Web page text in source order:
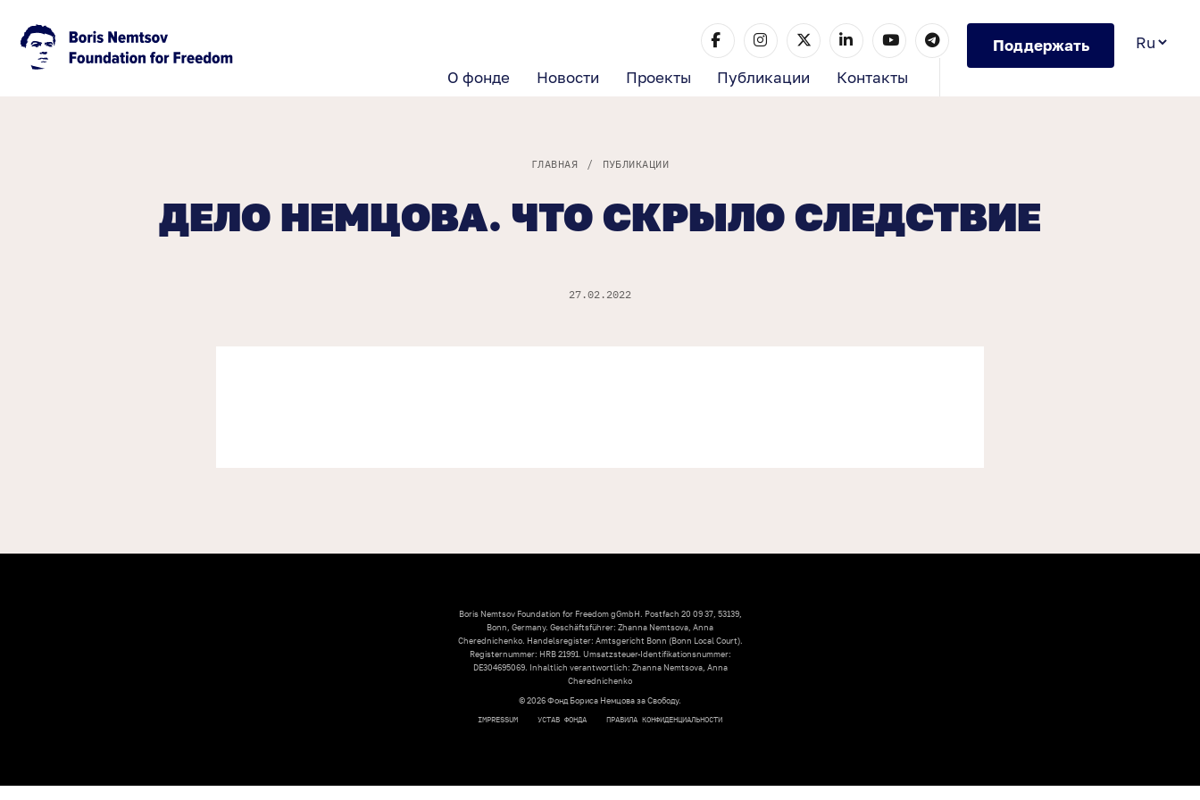
Поддержать
Контакты
Публикации
Проекты
Новости
О фонде
ГЛАВНАЯ / ПУБЛИКАЦИИ
ДЕЛО НЕМЦОВА. ЧТО СКРЫЛО СЛЕДСТВИЕ
27.02.2022
Boris Nemtsov Foundation for Freedom gGmbH. Postfach 20 09 37, 53139,
Bonn, Germany. Geschäftsführer: Zhanna Nemtsova, Anna
Cherednichenko. Handelsregister: Amtsgericht Bonn (Bonn Local Court).
Registernummer: HRB 21991. Umsatzsteuer-Identifikationsnummer:
DE304695069. Inhaltlich verantwortlich: Zhanna Nemtsova, Anna
Cherednichenko
© 2026 Фонд Бориса Немцова за Свободу.
IMPRESSUM
УСТАВ ФОНДА ПРАВИЛА КОНФИДЕНЦИАЛЬНОСТИ